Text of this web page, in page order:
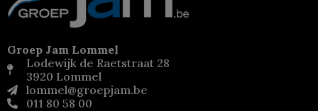
Groep Jam Lommel
Lodewijk de Raetstraat 28
3920 Lommel
lommel@groepjam.be
011 80 58 00